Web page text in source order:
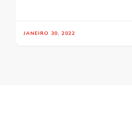
JANEIRO 30, 2022